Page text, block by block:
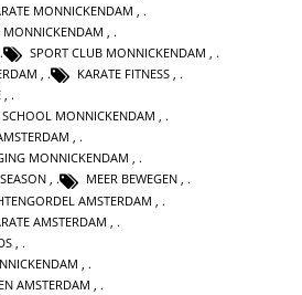
MONNICKENDAM
MONNICKENDAM ,
SPORT CLUB MONNICKENDAM ,
, KARATE FITNESS ,
,
SCHOOL MONNICKENDAM ,
,
MONNICKENDAM ,
, MEER BEWEGEN ,
AMSTERDAM
AMSTERDAM
AMSTERDAM